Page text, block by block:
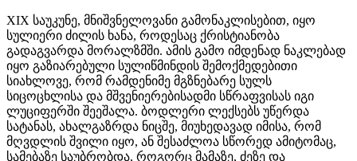
XIX საუკუნე, მნიშვნელოვანი გამონაკლისებით, იყო
სულიერი ძილის ხანა, როდესაც ქრისტიანობა
გადაგვარდა მორალზმში. ამის გამო იმდენად ნაკლებად
იყო გაზიარებული სულიწმინდის შემოქმედებითი
სიახლოვე, რომ რამდენიმე მგზნებარე სულს
სიცოცხლისა და მშვენიერებისადმი სწრაფვისას იგი
ლუციფერში შეეშალა. ბოდლერი ლექსებს უწერდა
სატანას, ახალგაზრდა ნიცშე, მიუხედავად იმისა, რომ
მღვდლის შვილი იყო, ან შესაძლოა სწორედ ამიტომაც,
სამებაზე საუბრობდა, როგორც მამაზე, ძეზე და